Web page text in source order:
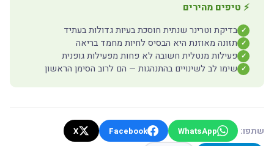
⚡ טיפים מהירים
✓ בדיקת וטרינר שנתית חוסכת בעיות גדולות בעתיד
✓ תזונה מאוזנת היא הבסיס לחיות מחמד בריאה
✓ פעילות מנטלית חשובה לא פחות מפעילות גופנית
✓ שימו לב לשינויים בהתנהגות — הם לרוב הסימן הראשון
שתפו: WhatsApp
Facebook
X